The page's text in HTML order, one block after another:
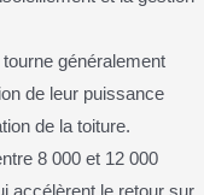
généralement
de leur puissance
de la toiture.
8 000 et 12 000